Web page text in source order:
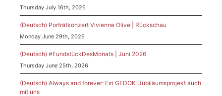
Thursday July 16th, 2026
(Deutsch) Porträtkonzert Vivienne Olive | Rückschau
Monday June 29th, 2026
(Deutsch) #FundstückDesMonats | Juni 2026
Thursday June 25th, 2026
(Deutsch) Always and forever: Ein GEDOK-Jubiläumsprojekt auch
mit uns